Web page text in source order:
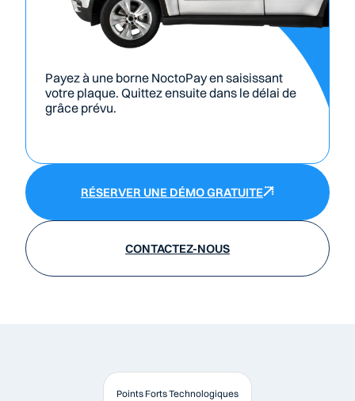
Payez à une borne NoctoPay en saisissant
votre plaque. Quittez ensuite dans le délai de
grâce prévu.
RÉSERVER UNE DÉMO GRATUITE
CONTACTEZ-NOUS
Points Forts Technologiques